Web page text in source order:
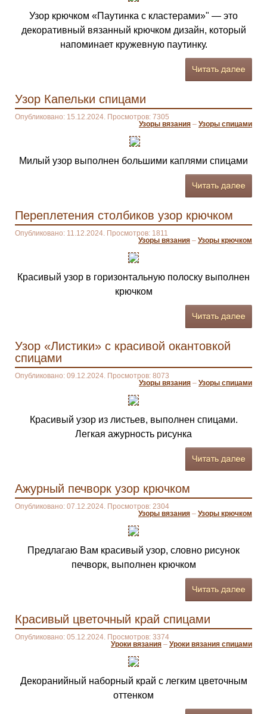
Узор крючком «Паутинка с кластерами»" — это
декоративный вязанный крючком дизайн, который
напоминает кружевную паутинку.
Узор Капельки спицами
Опубликовано: 15.12.2024. Просмотров: 7305
Узоры вязания – Узоры спицами
Милый узор выполнен большими каплями спицами
Переплетения столбиков узор крючком
Опубликовано: 11.12.2024. Просмотров: 1811
Узоры вязания – Узоры крючком
Красивый узор в горизонтальную полоску выполнен
крючком
Узор «Листики» с красивой окантовкой
спицами
Опубликовано: 09.12.2024. Просмотров: 8073
Узоры вязания – Узоры спицами
Красивый узор из листьев, выполнен спицами.
Легкая ажурность рисунка
Ажурный печворк узор крючком
Опубликовано: 07.12.2024. Просмотров: 2304
Узоры вязания – Узоры крючком
Предлагаю Вам красивый узор, словно рисунок
печворк, выполнен крючком
Красивый цветочный край спицами
Опубликовано: 05.12.2024. Просмотров: 3374
Уроки вязания – Уроки вязания спицами
Декоранийный наборный край с легким цветочным
оттенком